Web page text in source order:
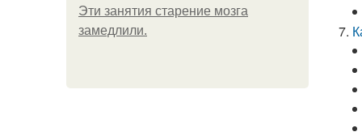
Эти занятия старение мозга
замедлили.